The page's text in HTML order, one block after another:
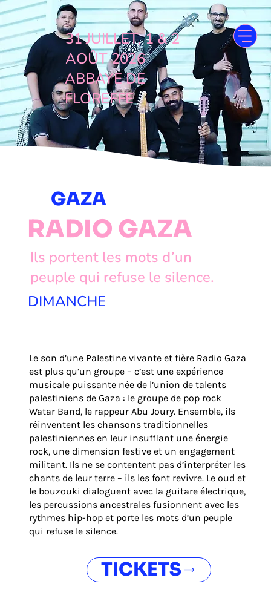
31 JUILLET, 1 & 2
AOÛT 2026
ABBAYE DE
FLOREFFE
GAZA
RADIO GAZA
Ils portent les mots d’un
peuple qui refuse le silence.
DIMANCHE
Le son d’une Palestine vivante et fière Radio Gaza
est plus qu’un groupe – c’est une expérience
musicale puissante née de l’union de talents
palestiniens de Gaza : le groupe de pop rock
Watar Band, le rappeur Abu Joury. Ensemble, ils
réinventent les chansons traditionnelles
palestiniennes en leur insufflant une énergie
rock, une dimension festive et un engagement
militant. Ils ne se contentent pas d’interpréter les
chants de leur terre – ils les font revivre. Le oud et
le bouzouki dialoguent avec la guitare électrique,
les percussions ancestrales fusionnent avec les
rythmes hip-hop et porte les mots d’un peuple
qui refuse le silence.
TICKETS